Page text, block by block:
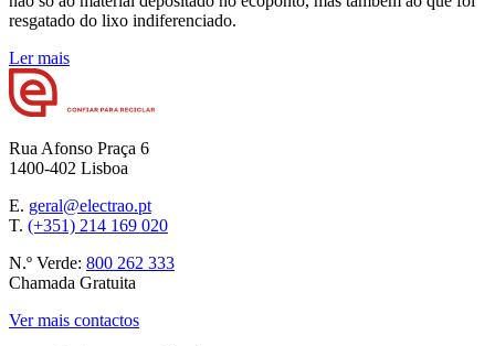
resgatado do lixo indiferenciado.
Ler mais
Rua Afonso Praça 6
1400-402 Lisboa
E. geral@electrao.pt
T. (+351) 214 169 020
N.º Verde: 800 262 333
Chamada Gratuita
Ver mais contactos